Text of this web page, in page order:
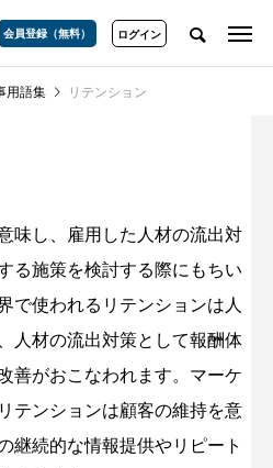
会員登録（無料） ログイン
用語集 リテンション
味し、雇用した人材の流出対
る施策を検討する際にもちい
で使われるリテンションは人
人材の流出対策として報酬体
善がおこなわれます。マーケ
テンションは顧客の維持を意
継続的な情報提供やリピート